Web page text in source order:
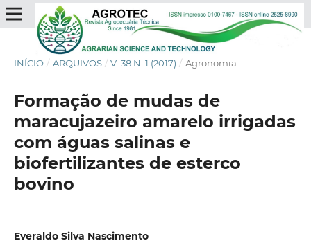
INÍCIO / ARQUIVOS / V. 38 N. 1 (2017) / Agronomia
Formação de mudas de
maracujazeiro amarelo irrigadas
com águas salinas e
biofertilizantes de esterco
bovino
Everaldo Silva Nascimento